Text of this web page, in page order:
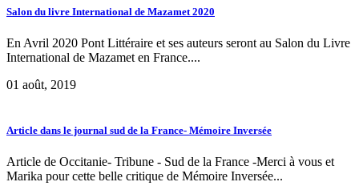
Salon du livre International de Mazamet 2020
En Avril 2020 Pont Littéraire et ses auteurs seront au Salon du Livre
International de Mazamet en France....
01 août, 2019
Article dans le journal sud de la France- Mémoire Inversée
Article de Occitanie- Tribune - Sud de la France -Merci à vous et
Marika pour cette belle critique de Mémoire Inversée...